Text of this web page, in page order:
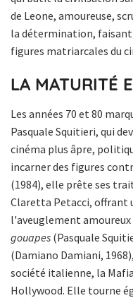
de Leone, amoureuse,
la détermination, faisant
figures matriarcales du
LA MATURITÉ
Les années 70 et 80
Pasquale Squitieri, qui
cinéma plus âpre,
incarner des figures
(1984), elle prête ses
Claretta Petacci, offrant
l'aveuglement amoureux
gouapes (Pasquale
(Damiano Damiani,
société italienne, la
Hollywood. Elle tourne